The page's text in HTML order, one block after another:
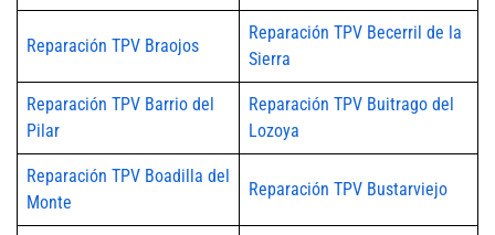
Reparación TPV Braojos
Reparación TPV Becerril de la
Sierra
Reparación TPV Barrio del
Pilar
Reparación TPV Buitrago del
Lozoya
Reparación TPV Boadilla del
Monte
Reparación TPV Bustarviejo